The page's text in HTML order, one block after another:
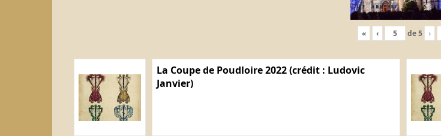
« ‹ de5 ›
La Coupe de Poudloire 2022 (crédit : Ludovic
Janvier)